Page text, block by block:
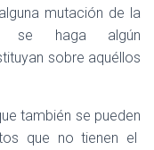
mutación de la
se haga algún
sobre aquéllos
también se pueden
que no tienen el